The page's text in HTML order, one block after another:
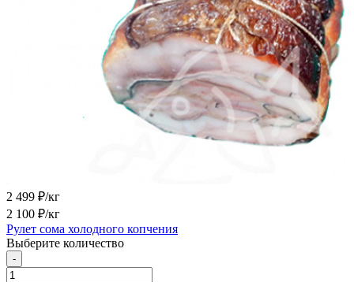
2 499 ₽/кг
2 100 ₽/кг
Рулет сома холодного копчения
Выберите количество
-